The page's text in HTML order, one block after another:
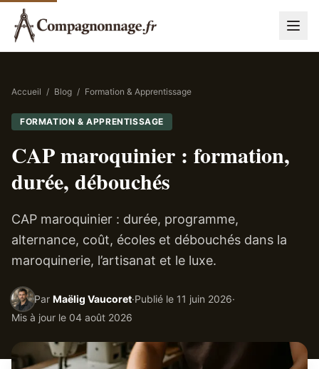
Accueil / Blog / Formation & Apprentissage
FORMATION & APPRENTISSAGE
CAP maroquinier : formation,
durée, débouchés
CAP maroquinier : durée, programme,
alternance, coût, écoles et débouchés dans la
maroquinerie, l’artisanat et le luxe.
Par Maëlig Vaucoret·Publié le 11 juin 2026·
Mis à jour le 04 août 2026